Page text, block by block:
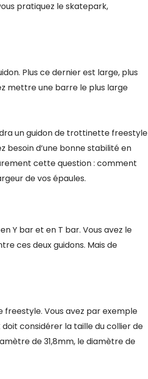
pratiquez le skatepark,
Plus ce dernier est large, plus
mettre une barre le plus large
un guidon de trottinette freestyle
besoin d’une bonne stabilité en
cette question : comment
de vos épaules.
Y bar et en T bar. Vous avez le
ces deux guidons. Mais de
Vous avez par exemple
considérer la taille du collier de
de 31,8mm, le diamètre de